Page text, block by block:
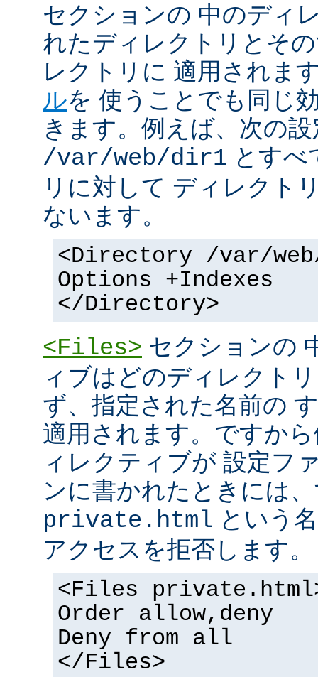
セクションの 中のディ
れたディレクトリとそ
レクトリに 適用されま
ルを 使うことでも同じ
きます。例えば、次の
/var/web/dir1 とすべ
リに対して ディレクト
ないます。
<Directory /var/
Options +Indexes
</Directory>
<Files> セクションの
ィブはどのディレクト
ず、指定された名前の
適用されます。ですか
ィレクティブが 設定フ
ンに書かれたときには
private.html という
アクセスを拒否します。
<Files
Order allow,deny
Deny from all
</Files>